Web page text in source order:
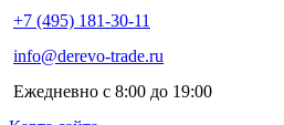
+7 (495) 181-30-11
info@derevo-trade.ru
Ежедневно с 8:00 до 19:00